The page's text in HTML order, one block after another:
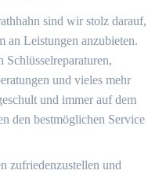
sind wir stolz darauf,
an Leistungen anzubieten.
und vieles mehr
und immer auf dem
den bestmöglichen Service
zufriedenzustellen und